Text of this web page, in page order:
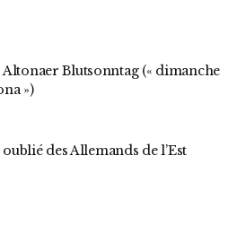
Altonaer Blutsonntag (« dimanche
»)
des Allemands de l’Est